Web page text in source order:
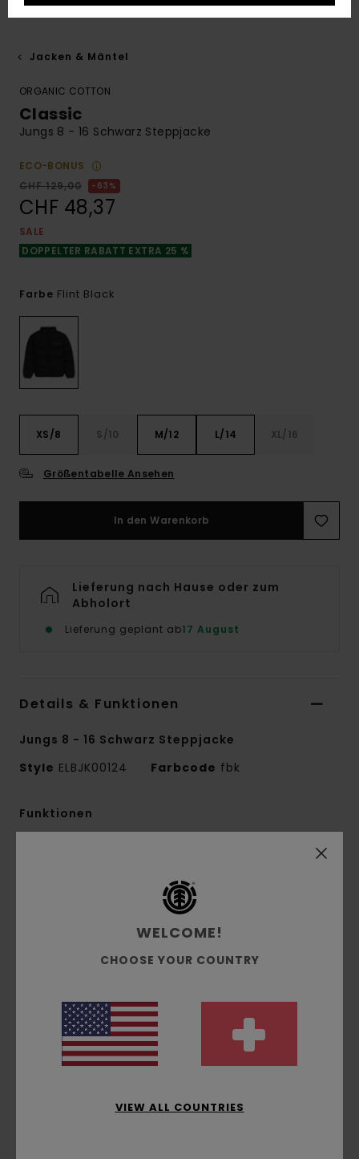
Jacken & Mäntel
ORGANIC COTTON
Classic
Jungs 8 - 16 Schwarz Steppjacke
ECO-BONUS
CHF 129,00
63%
CHF 48,37
SALE
DOPPELTER RABATT EXTRA 25 %
Farbe Flint Black
XS/8 S/10 M/12 L/14 XL/16
Größentabelle Ansehen
In den Warenkorb
Lieferung nach Hause oder zum
Abholort
Lieferung geplant ab17 August
Details & Funktionen
Jungs 8 - 16 Schwarz Steppjacke
Style ELBJK00124 Farbcode fbk
Funktionen
recyceltem Polyester [95 g/m2]
Dauerhaft wasserabweisende
Imprägnierung [DWR], um trocken zu halten und
vor den Elementen zu schützen
Ärmel:Lange Ärmel
Futter:Taft-Futter aus 100 % Polyester
Polsterung:Recycelte Polsterung
2 Taschen mit Reißverschluss vorne
WELCOME!
CHOOSE YOUR COUNTRY
VIEW ALL COUNTRIES